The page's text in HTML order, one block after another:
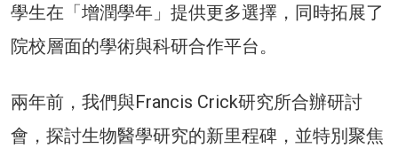
學生在「增潤學年」提供更多選擇，同時拓展了
院校層面的學術與科研合作平台。
兩年前，我們與Francis Crick研究所合辦研討
會，探討生物醫學研究的新里程碑，並特別聚焦